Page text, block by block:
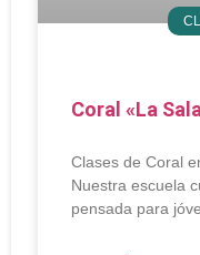
Coral «La
Clases de Coral
Nuestra escuela
pensada para